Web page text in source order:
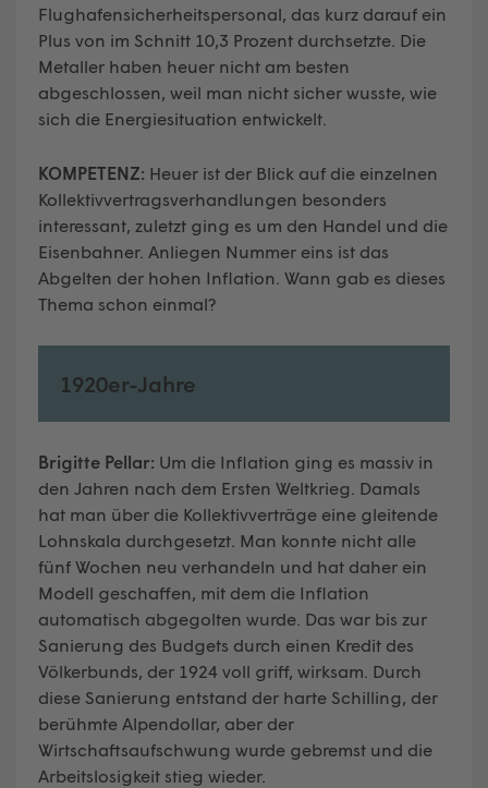
Flughafensicherheitspersonal, das kurz darauf ein
Plus von im Schnitt 10,3 Prozent durchsetzte. Die
Metaller haben heuer nicht am besten
abgeschlossen, weil man nicht sicher wusste, wie
sich die Energiesituation entwickelt.
KOMPETENZ: Heuer ist der Blick auf die einzelnen
Kollektivvertragsverhandlungen besonders
interessant, zuletzt ging es um den Handel und die
Eisenbahner. Anliegen Nummer eins ist das
Abgelten der hohen Inflation. Wann gab es dieses
Thema schon einmal?
1920er-Jahre
Brigitte Pellar: Um die Inflation ging es massiv in
den Jahren nach dem Ersten Weltkrieg. Damals
hat man über die Kollektivverträge eine gleitende
Lohnskala durchgesetzt. Man konnte nicht alle
fünf Wochen neu verhandeln und hat daher ein
Modell geschaffen, mit dem die Inflation
automatisch abgegolten wurde. Das war bis zur
Sanierung des Budgets durch einen Kredit des
Völkerbunds, der 1924 voll griff, wirksam. Durch
diese Sanierung entstand der harte Schilling, der
berühmte Alpendollar, aber der
Wirtschaftsaufschwung wurde gebremst und die
Arbeitslosigkeit stieg wieder.